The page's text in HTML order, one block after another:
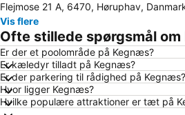
Soenderborg Badestrand
Aabenraa Museum - Sønderjyllands Søfartsmuseum
Vemmingbund Badestrand
Ostsee-Info-Center
Sandager Næs
Rømø-Sylt Linie
Flejmose 21 A, 6470, Høruphav,
Vis flere
Ofte stillede spørgsmål
Er der et poolområde på Kegnæs?
Er kæledyr tilladt på Kegnæs?
Er der parkering til rådighed på Kegnæs?
Hvor ligger Kegnæs?
Hvilke populære attraktioner er tæt på